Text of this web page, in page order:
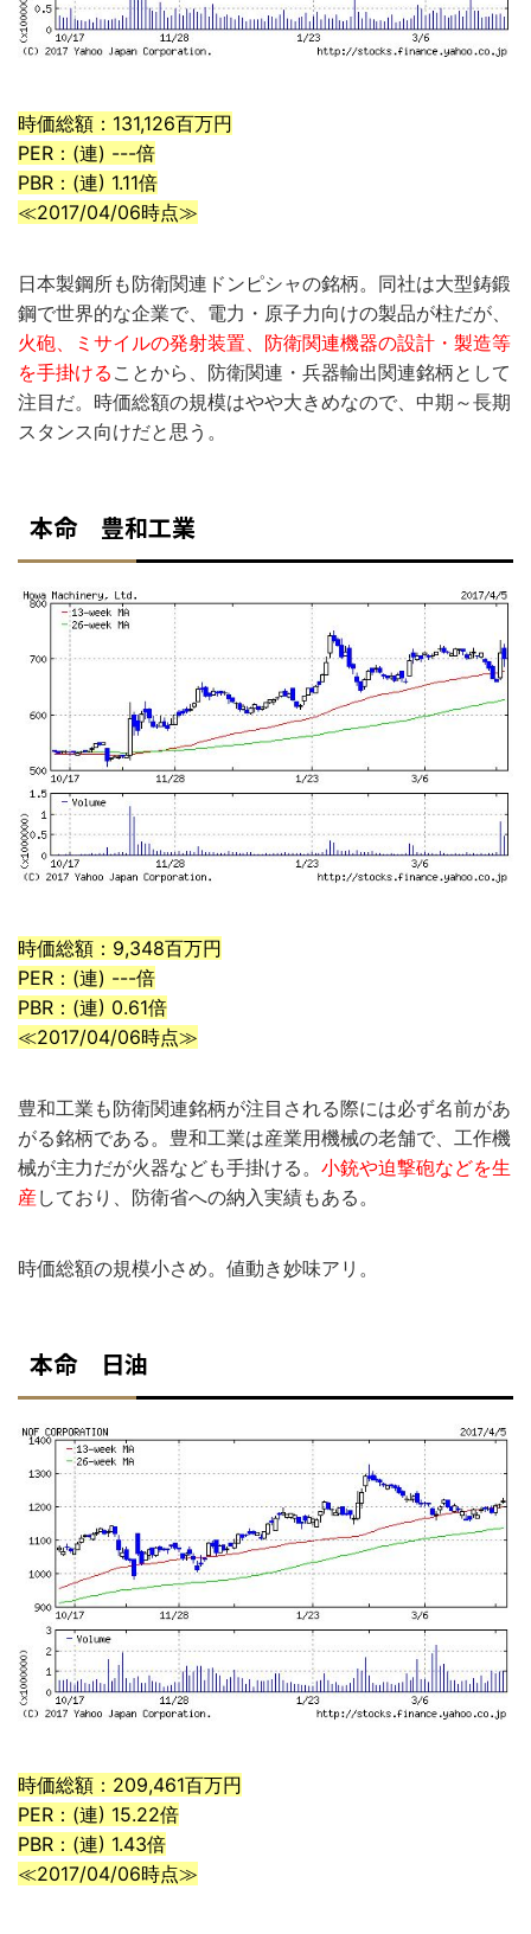
時価総額：131,126百万円
PER：(連) ---倍
PBR：(連) 1.11倍
≪2017/04/06時点≫
日本製鋼所も防衛関連ドンピシャの銘柄。同社は大型鋳鍛
鋼で世界的な企業で、電力・原子力向けの製品が柱だが、
火砲、ミサイルの発射装置、防衛関連機器の設計・製造等
を手掛ける ことから、防衛関連・兵器輸出関連銘柄として
注目だ。時価総額の規模はやや大きめなので、中期～長期
スタンス向けだと思う。
本命 豊和工業
時価総額：9,348百万円
PER：(連) ---倍
PBR：(連) 0.61倍
≪2017/04/06時点≫
豊和工業も防衛関連銘柄が注目される際には必ず名前があ
がる銘柄である。豊和工業は産業用機械の老舗で、工作機
械が主力だが火器なども手掛ける。 小銃や迫撃砲などを生
産しており、防衛省への納入実績もある。
時価総額の規模小さめ。値動き妙味アリ。
本命 日油
時価総額：209,461百万円
PER：(連) 15.22倍
PBR：(連) 1.43倍
≪2017/04/06時点≫